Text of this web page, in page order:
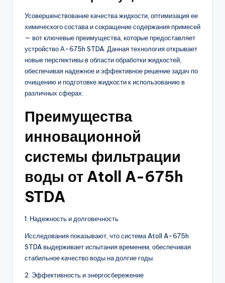
Усовершенствование качества жидкости, оптимизация ее
химического состава и сокращение содержания примесей
— вот ключевые преимущества, которые предоставляет
устройство А-675h STDA. Данная технология открывает
новые перспективы в области обработки жидкостей,
обеспечивая надежное и эффективное решение задач по
очищению и подготовке жидкости к использованию в
различных сферах.
Преимущества
инновационной
системы фильтрации
воды от Atoll A-675h
STDA
1. Надежность и долговечность
Исследования показывают, что система Atoll A-675h
STDA выдерживает испытания временем, обеспечивая
стабильное качество воды на долгие годы.
2. Эффективность и энергосбережение